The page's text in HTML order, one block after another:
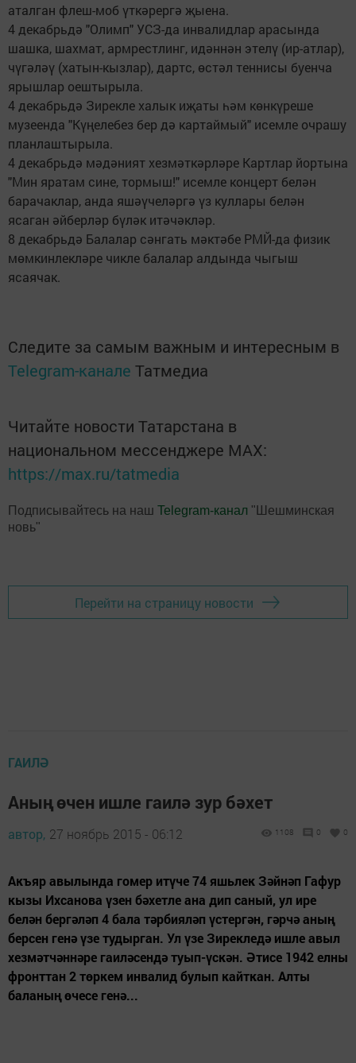
аталган флеш-моб үткәрергә җыена.
4 декабрьдә "Олимп" УСЗ-да инвалидлар арасында
шашка, шахмат, армрестлинг, идәннән этелү (ир-атлар),
чүгәләү (хатын-кызлар), дартс, өстәл теннисы буенча
ярышлар оештырыла.
4 декабрьдә Зирекле халык иҗаты һәм көнкүреше
музеенда "Күңелебез бер дә картаймый" исемле очрашу
планлаштырыла.
4 декабрьдә мәдәният хезмәткәрләре Картлар йортына
"Мин яратам сине, тормыш!" исемле концерт белән
барачаклар, анда яшәүчеләргә үз куллары белән
ясаган әйберләр бүләк итәчәкләр.
8 декабрьдә Балалар сәнгать мәктәбе РМЙ-да физик
мөмкинлекләре чикле балалар алдында чыгыш
ясаячак.
Следите за самым важным и интересным в
Telegram-канале Татмедиа
Читайте новости Татарстана в
национальном мессенджере MАХ:
https://max.ru/tatmedia
Подписывайтесь на наш Telegram-канал "Шешминская
новь"
Перейти на страницу новости
ГАИЛӘ
Аның өчен ишле гаилә зур бәхет
автор, 27 ноябрь 2015 - 06:12 1108 0 0
Акъяр авылында гомер итүче 74 яшьлек Зәйнәп Гафур
кызы Ихсанова үзен бәхетле ана дип саный, ул ире
белән бергәләп 4 бала тәрбияләп үстергән, гәрчә аның
берсен генә үзе тудырган. Ул үзе Зирекледә ишле авыл
хезмәтчәннәре гаиләсендә туып-үскән. Әтисе 1942 елны
фронттан 2 төркем инвалид булып кайткан. Алты
баланың өчесе генә...